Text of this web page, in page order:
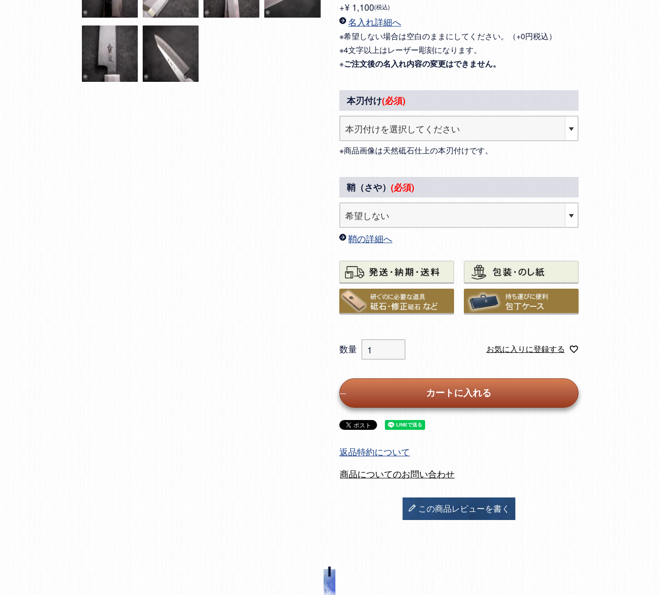
+¥ 1,100 税込
名入れ詳細へ
※希望しない場合は空白のままにしてください。（+0円税込）
※4文字以上はレーザー彫刻になります。
※ご注文後の名入れ内容の変更はできません。
本刃付け(必須)
※商品画像は天然砥石仕上の本刃付けです。
鞘（さや）(必須)
鞘の詳細へ
お気に入りに登録する
カートに入れる
返品特約について
商品についてのお問い合わせ
この商品レビューを書く